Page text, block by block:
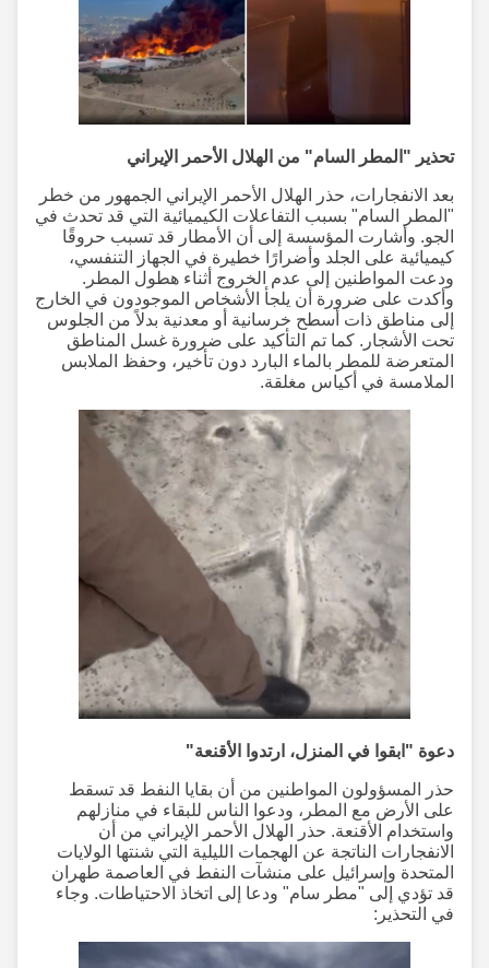
تحذير "المطر السام" من الهلال الأحمر الإيراني
بعد الانفجارات، حذر الهلال الأحمر الإيراني الجمهور من خطر
"المطر السام" بسبب التفاعلات الكيميائية التي قد تحدث في
الجو. وأشارت المؤسسة إلى أن الأمطار قد تسبب حروقًا
كيميائية على الجلد وأضرارًا خطيرة في الجهاز التنفسي،
ودعت المواطنين إلى عدم الخروج أثناء هطول المطر.
وأكدت على ضرورة أن يلجأ الأشخاص الموجودون في الخارج
إلى مناطق ذات أسطح خرسانية أو معدنية بدلاً من الجلوس
تحت الأشجار. كما تم التأكيد على ضرورة غسل المناطق
المتعرضة للمطر بالماء البارد دون تأخير، وحفظ الملابس
الملامسة في أكياس مغلقة.
دعوة "ابقوا في المنزل، ارتدوا الأقنعة"
حذر المسؤولون المواطنين من أن بقايا النفط قد تسقط
على الأرض مع المطر، ودعوا الناس للبقاء في منازلهم
واستخدام الأقنعة. حذر الهلال الأحمر الإيراني من أن
الانفجارات الناتجة عن الهجمات الليلية التي شنتها الولايات
المتحدة وإسرائيل على منشآت النفط في العاصمة طهران
قد تؤدي إلى "مطر سام" ودعا إلى اتخاذ الاحتياطات. وجاء
في التحذير: